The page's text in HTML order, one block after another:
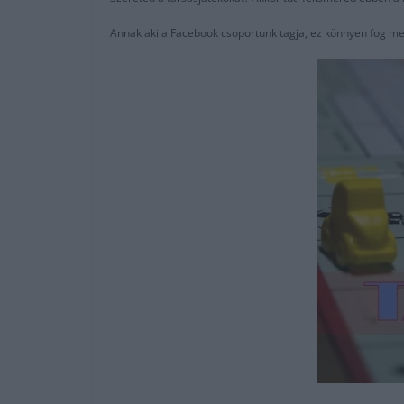
Annak aki a Facebook csoportunk tagja, ez könnyen fog